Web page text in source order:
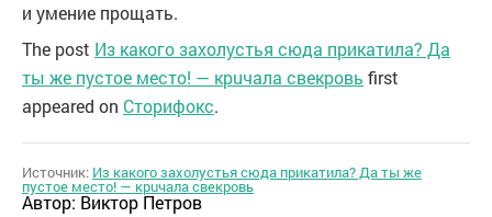
и умение прощать.
The post Из какого захолустья сюда прикатила? Да
ты же пустое место! — крuчала свекровь first
appeared on Сторифокс.
Источник: Из какого захолустья сюда прикатила? Да ты же
пустое место! — крuчала свекровь
Автор: Виктор Петров